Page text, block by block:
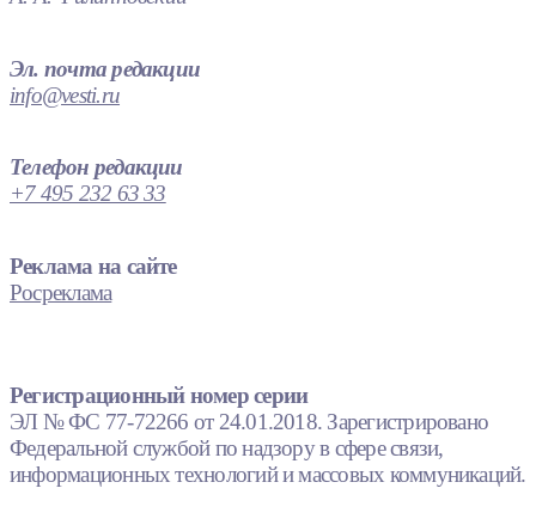
Эл. почта редакции
info@vesti.ru
Телефон редакции
+7 495 232 63 33
Реклама на сайте
Росреклама
Регистрационный номер серии
ЭЛ № ФС 77-72266 от 24.01.2018. Зарегистрировано
Федеральной службой по надзору в сфере связи,
информационных технологий и массовых коммуникаций.